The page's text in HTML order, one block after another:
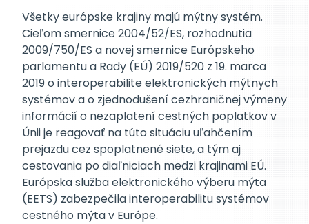
Všetky európske krajiny majú mýtny systém.
Cieľom smernice 2004/52/ES, rozhodnutia
2009/750/ES a novej smernice Európskeho
parlamentu a Rady (EÚ) 2019/520 z 19. marca
2019 o interoperabilite elektronických mýtnych
systémov a o zjednodušení cezhraničnej výmeny
informácií o nezaplatení cestných poplatkov v
Únii je reagovať na túto situáciu uľahčením
prejazdu cez spoplatnené siete, a tým aj
cestovania po diaľniciach medzi krajinami EÚ.
Európska služba elektronického výberu mýta
(EETS) zabezpečila interoperabilitu systémov
cestného mýta v Európe.